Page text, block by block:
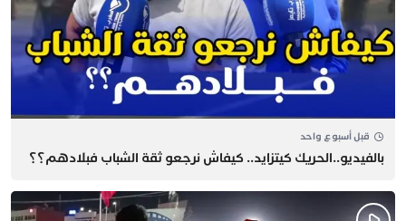
قبل أسبوع واحد
بالفيديو..الحريك كيتزايد.. كيفاش نرجعو ثقة الشباب فبلادهم؟؟